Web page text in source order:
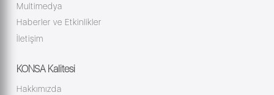
Multimedya
Haberler ve Etkinlikler
İletişim
KONSA Kalitesi
Hakkımızda